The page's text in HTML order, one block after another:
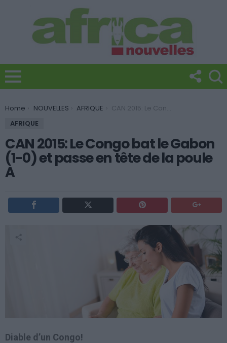
You are here:
Home NOUVELLES AFRIQUE
CAN 2015: Le Congo bat le Gabon (1-0) et passe en tête de la poule A
AFRIQUE
CAN 2015: Le Congo bat le Gabon
(1-0) et passe en tête de la poule
A
Diable d’un Congo!